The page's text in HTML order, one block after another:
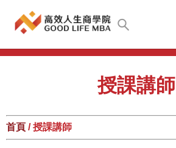
授課講師
首頁 / 授課講師